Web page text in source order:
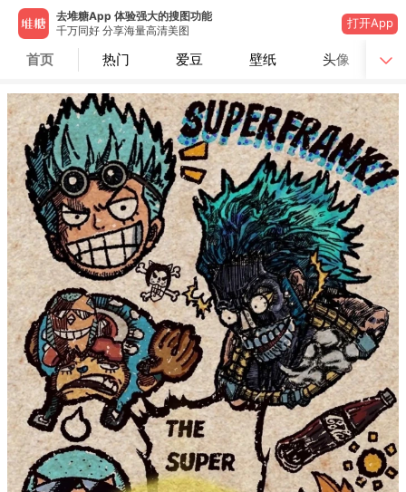
去堆糖App 体验强大的搜图功能
千万同好 分享海量高清美图
打开App
首页 热门 爱豆 壁纸 头像